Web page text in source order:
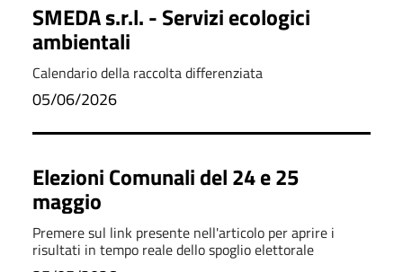
SMEDA s.r.l. - Servizi ecologici
ambientali
Calendario della raccolta differenziata
05/06/2026
Elezioni Comunali del 24 e 25
maggio
Premere sul link presente nell'articolo per aprire i
risultati in tempo reale dello spoglio elettorale